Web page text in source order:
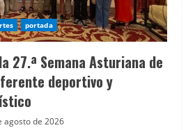
portada
27.ª Semana Asturiana de
deportivo y
agosto de 2026